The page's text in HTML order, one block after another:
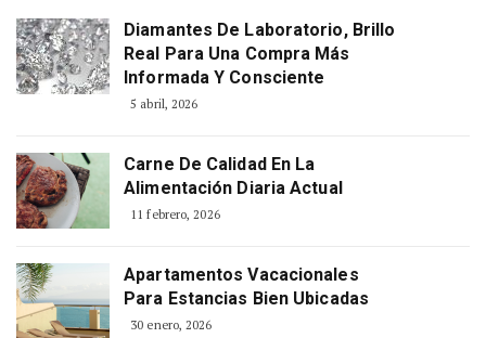
Diamantes De Laboratorio, Brillo
Real Para Una Compra Más
Informada Y Consciente
5 abril, 2026
Carne De Calidad En La
Alimentación Diaria Actual
11 febrero, 2026
Apartamentos Vacacionales
Para Estancias Bien Ubicadas
30 enero, 2026